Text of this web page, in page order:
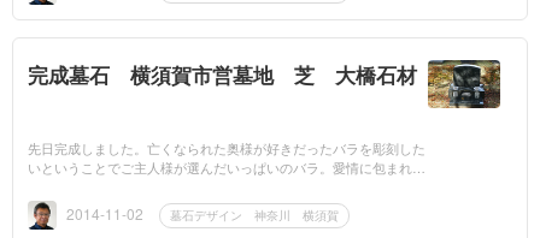
完成墓石 横須賀市営墓地 芝 大橋石材
先日完成しました。亡くなられた奥様が好きだったバラを彫刻した
いということでご主人様が選んだいっぱいのバラ。愛情に包まれて
晩...
2014-11-02 墓石デザイン 神奈川 横須賀